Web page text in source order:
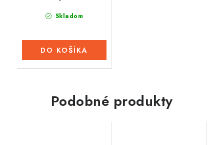
Skladom
DO KOŠÍKA
Podobné produkty